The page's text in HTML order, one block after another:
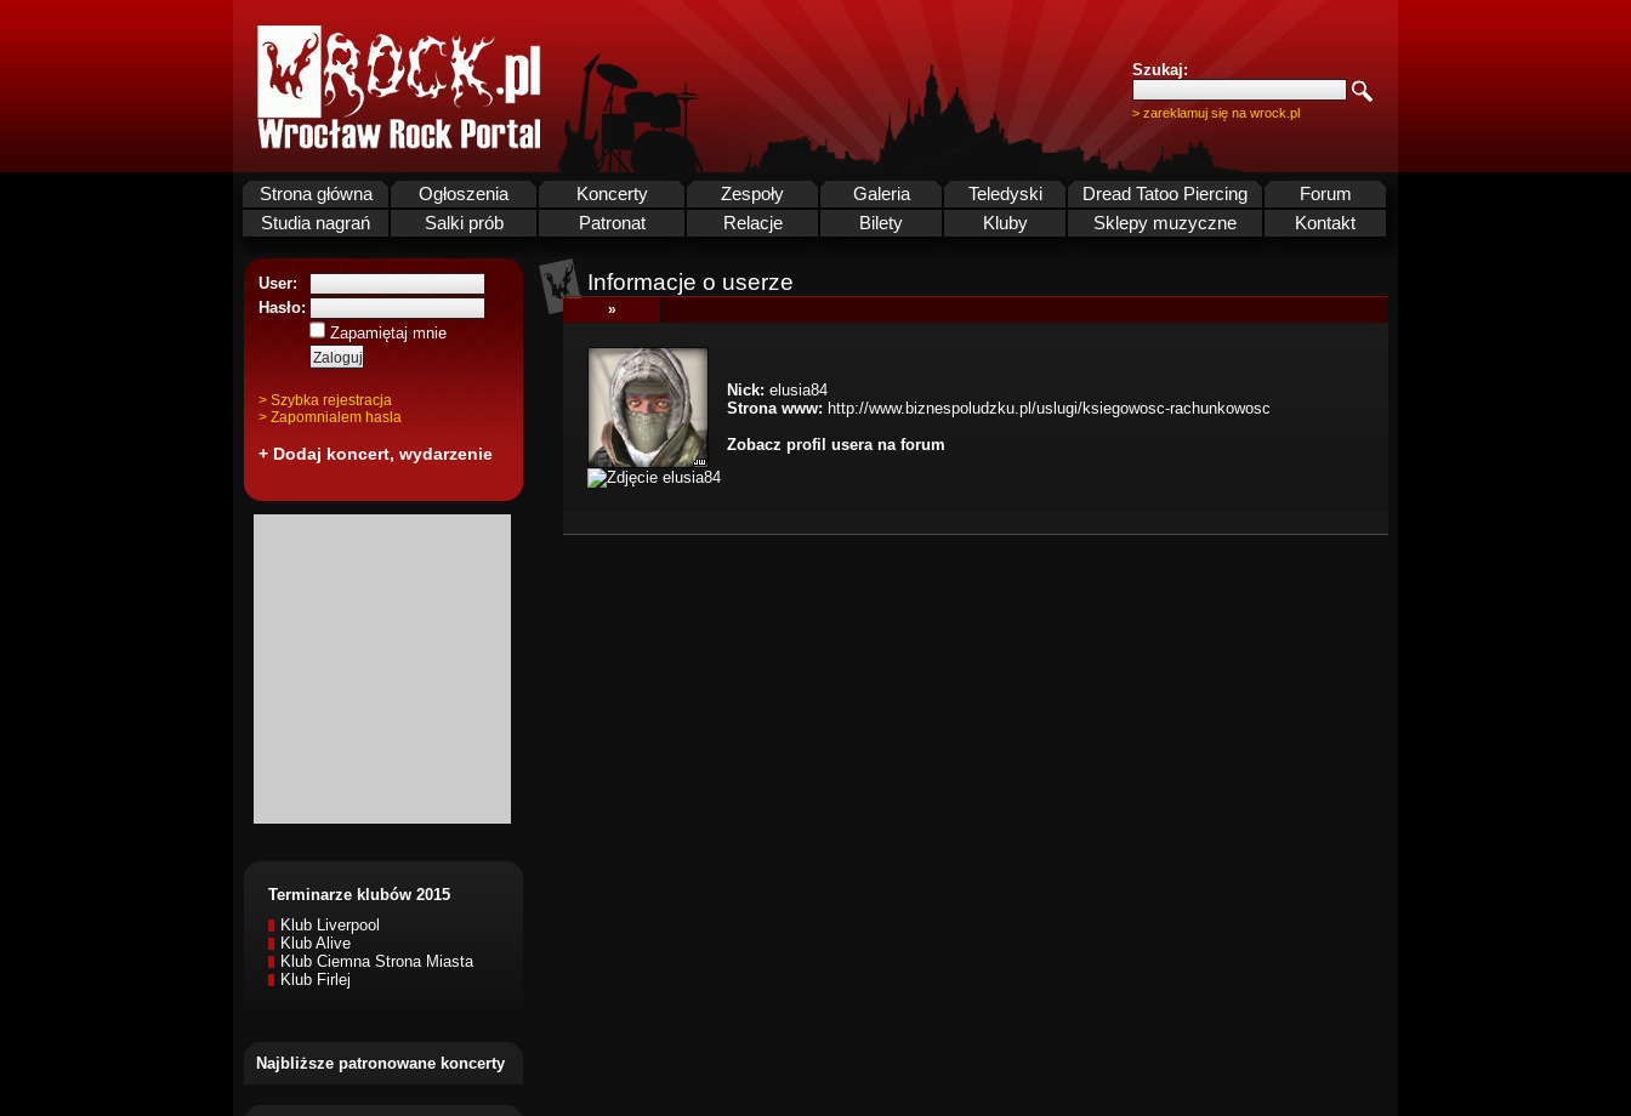
Szukaj:
> zareklamuj się na wrock.pl
Strona główna Ogłoszenia Koncerty Zespoły Galeria Teledyski Dread Tatoo Piercing
Forum
Studia nagrań
Salki prób Patronat Relacje Bilety Kluby Sklepy muzyczne Kontakt
User:
Hasło:
Zapamiętaj mnie
> Szybka rejestracja
> Zapomnialem hasla
+ Dodaj koncert, wydarzenie
Terminarze klubów 2015
Klub Liverpool
Klub Alive
Klub Ciemna Strona Miasta
Klub Firlej
Najbliższe patronowane koncerty
Informacje o userze
»
Nick: elusia84
Strona www: http://www.biznespoludzku.pl/uslugi/ksiegowosc-rachunkowosc
Zobacz profil usera na forum